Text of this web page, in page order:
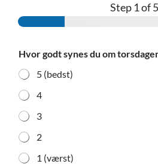
Step 1of 5
u
d
u
d
e
t
Hvor godt synes du om
5 (bedst)
4
3
2
1 (værst)